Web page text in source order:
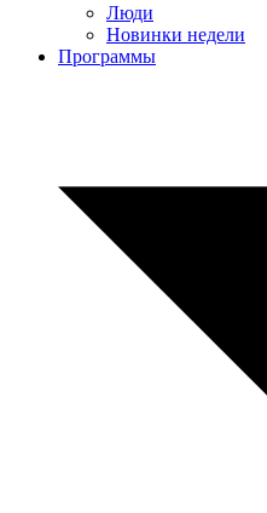
Люди
Новинки недели
Программы